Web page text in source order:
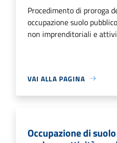
Procedimento di proroga
occupazione suolo
non imprenditoriali e
VAI ALLA PAGINA
Occupazione di